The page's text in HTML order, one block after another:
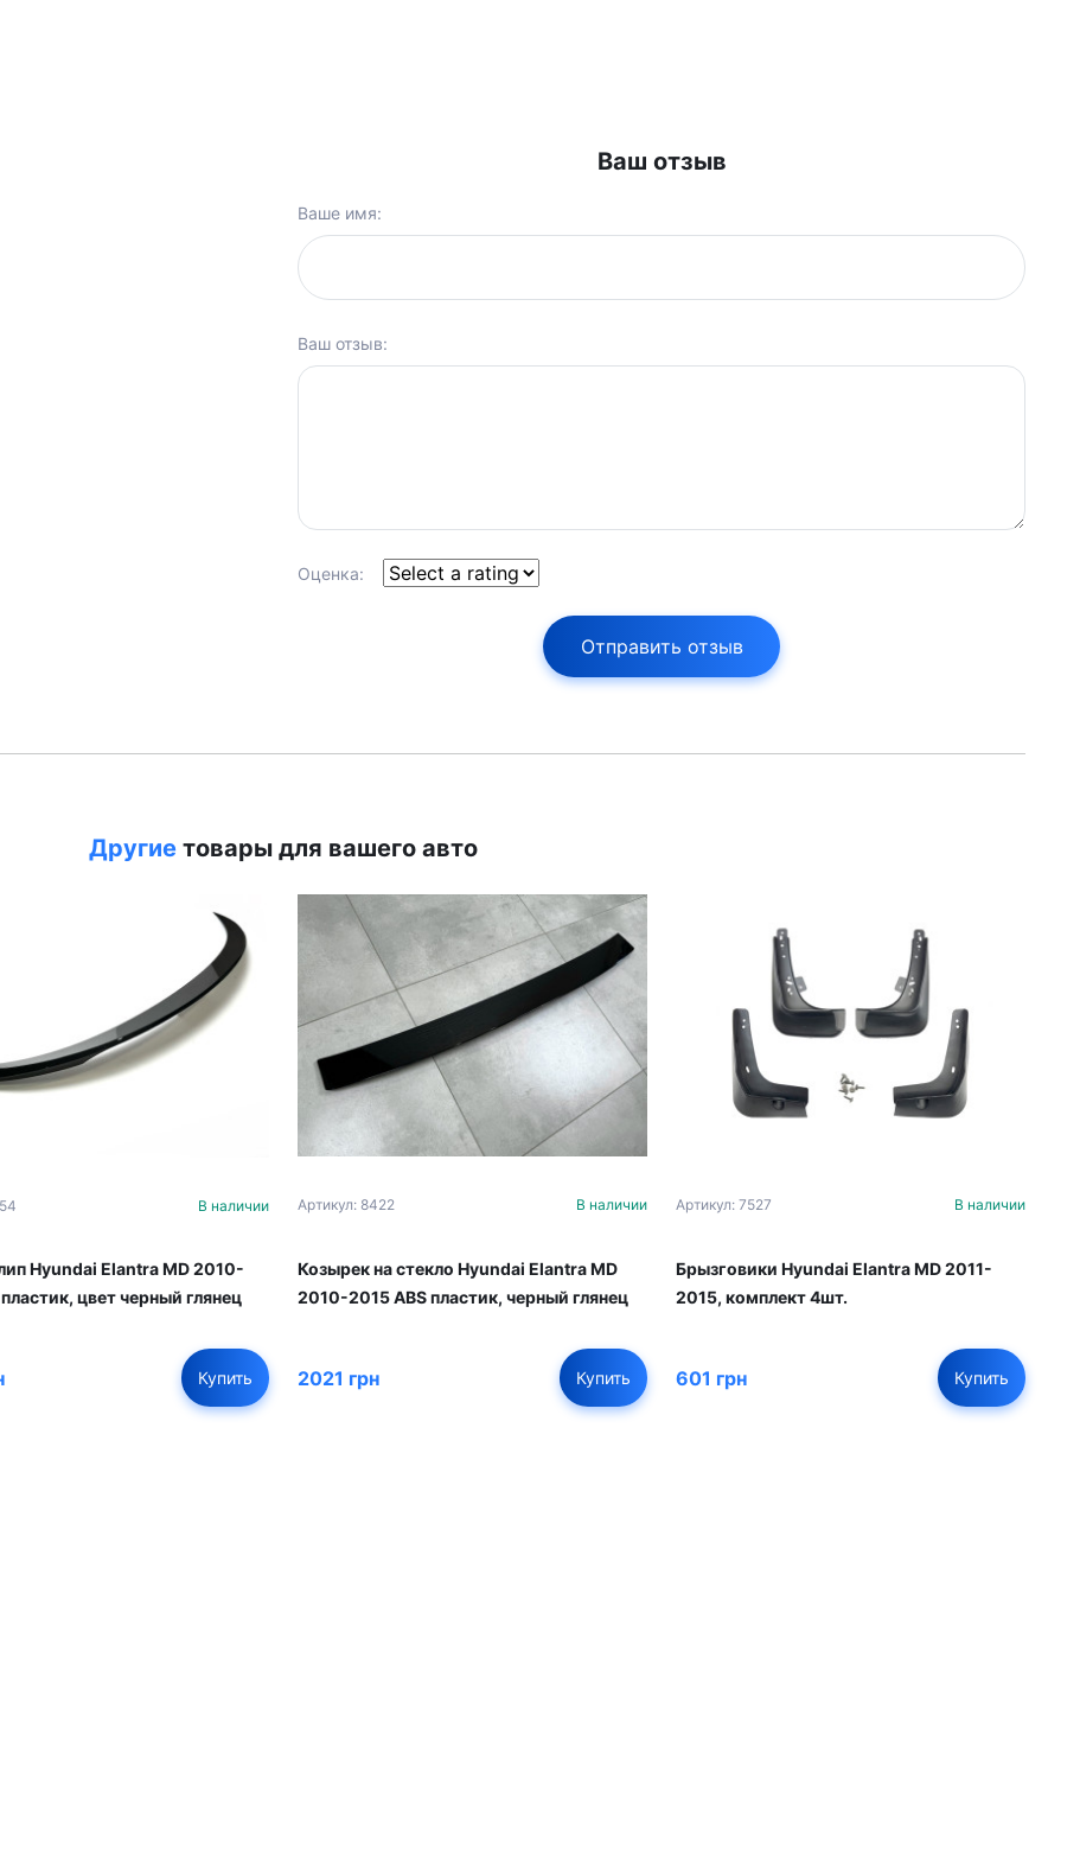
Ваш отзыв
Ваше имя:
Ваш отзыв:
Оценка:
Отправить отзыв
Другие товары для вашего авто
В наличии
Hyundai Elantra MD 2010-
цвет черный глянец
Купить
Артикул: 8422 В наличии
Козырек на стекло Hyundai Elantra MD
2010-2015 ABS пластик, черный глянец
2021 грн Купить
Артикул: 7527 В наличии
Брызговики Hyundai Elantra MD 2011-
2015, комплект 4шт.
601 грн Купить